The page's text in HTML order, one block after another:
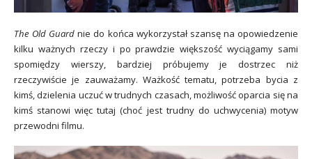
The Old Guard nie do końca wykorzystał szansę na opowiedzenie
kilku ważnych rzeczy i po prawdzie większość wyciągamy sami
spomiędzy wierszy, bardziej próbujemy je dostrzec niż
rzeczywiście je zauważamy. Ważkość tematu, potrzeba bycia z
kimś, dzielenia uczuć w trudnych czasach, możliwość oparcia się na
kimś stanowi więc tutaj (choć jest trudny do uchwycenia) motyw
przewodni filmu.